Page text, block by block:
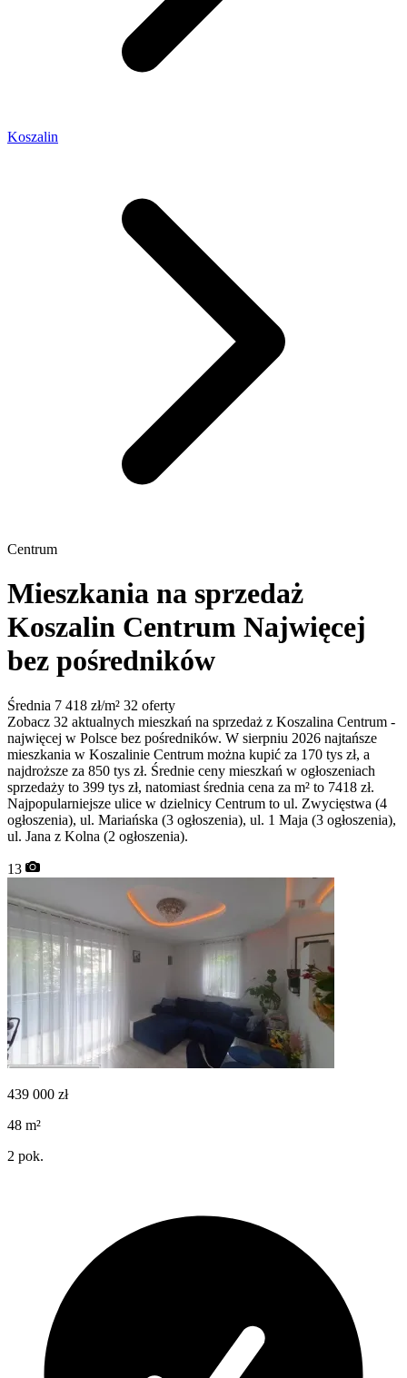
Koszalin
Centrum
Mieszkania na sprzedaż
Koszalin Centrum Najwięcej
bez pośredników
Średnia 7 418 zł/m² 32 oferty
Zobacz 32 aktualnych mieszkań na sprzedaż z Koszalina Centrum -
najwięcej w Polsce bez pośredników. W sierpniu 2026 najtańsze
mieszkania w Koszalinie Centrum można kupić za 170 tys zł, a
najdroższe za 850 tys zł. Średnie ceny mieszkań w ogłoszeniach
sprzedaży to 399 tys zł, natomiast średnia cena za m² to 7418 zł.
Najpopularniejsze ulice w dzielnicy Centrum to ul. Zwycięstwa (4
ogłoszenia), ul. Mariańska (3 ogłoszenia), ul. 1 Maja (3 ogłoszenia),
ul. Jana z Kolna (2 ogłoszenia).
13
439 000 zł
48 m²
2 pok.